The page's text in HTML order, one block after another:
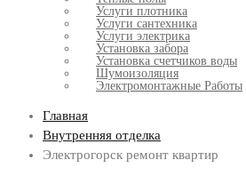
Услуги плотника
Услуги сантехника
Услуги электрика
Установка забора
Установка счетчиков воды
Шумоизоляция
Электромонтажные Работы
Главная
Внутренняя отделка
Электрогорск ремонт квартир